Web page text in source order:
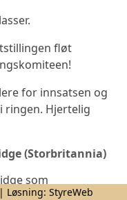
fløt
for innsatsen og
ringen. Hjertelig
(Storbritannia)
som
Løsning: StyreWeb